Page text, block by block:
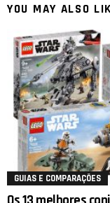
YOU MAY ALSO
GUIAS E COMPARAÇÕES